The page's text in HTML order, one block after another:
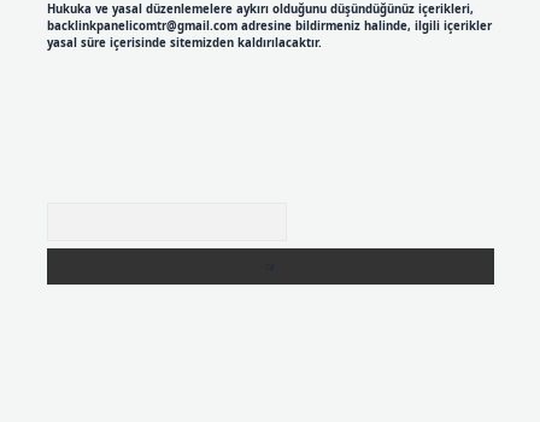
Hukuka ve yasal düzenlemelere aykırı olduğunu düşündüğünüz içerikleri,
backlinkpanelicomtr@gmail.comadresine bildirmeniz halinde, ilgili içerikler
yasal süre içerisinde sitemizden kaldırılacaktır.